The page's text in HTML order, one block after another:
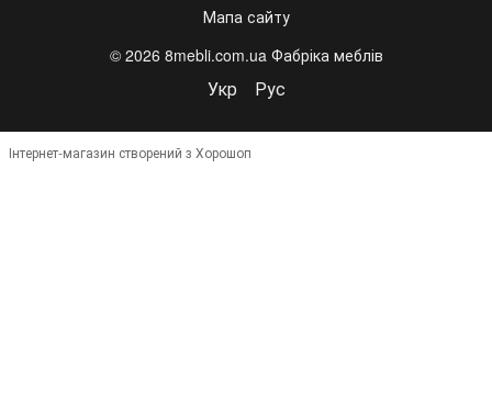
Мапа сайту
© 2026 8mebli.com.ua Фабріка меблів
Укр Рус
Інтернет-магазин створений з Хорошоп